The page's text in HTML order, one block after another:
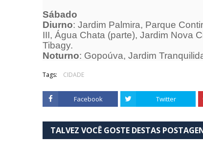
Sábado
Diurno: Jardim Palmira, Parque
III, Água Chata (parte), Jardim Nova
Tibagy.
Noturno: Gopoúva, Jardim
Tags: CIDADE
Facebook Twitter
TALVEZ VOCÊ GOSTE DESTAS